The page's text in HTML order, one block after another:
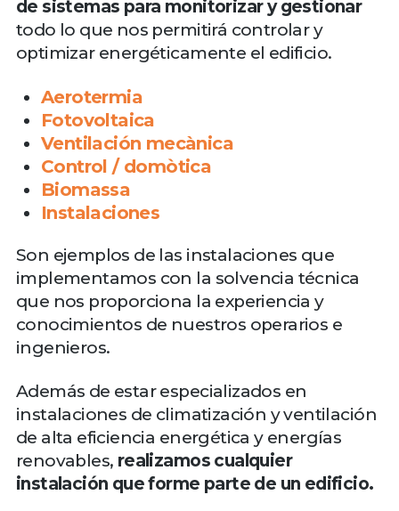
de sistemas para monitorizar y gestionar
todo lo que nos permitirá controlar y
optimizar energéticamente el edificio.
Aerotermia
Fotovoltaica
Ventilación mecànica
Control / domòtica
Biomassa
Instalaciones
Son ejemplos de las instalaciones que
implementamos con la solvencia técnica
que nos proporciona la experiencia y
conocimientos de nuestros operarios e
ingenieros.
Además de estar especializados en
instalaciones de climatización y ventilación
de alta eficiencia energética y energías
renovables, realizamos cualquier
instalación que forme parte de un edificio.